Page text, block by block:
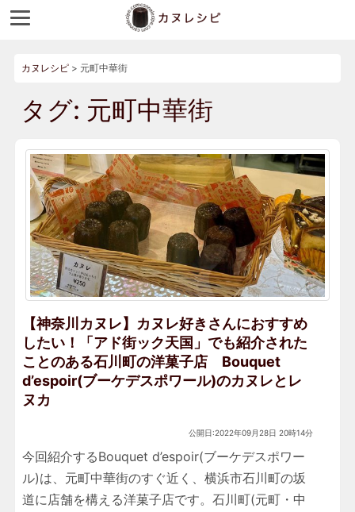
カヌレシピ> 元町中華街
タグ: 元町中華街
【神奈川カヌレ】カヌレ好きさんにおすすめ
したい！「アド街ック天国」でも紹介された
ことのある石川町の洋菓子店 Bouquet
d’espoir(ブーケデスポワール)のカヌレとレ
ヌカ
公開日:2022年09月28日 20時14分
今回紹介するBouquet d’espoir(ブーケデスポワー
ル)は、元町中華街のすぐ近く、横浜市石川町の坂
道に店舗を構える洋菓子店です。石川町(元町・中